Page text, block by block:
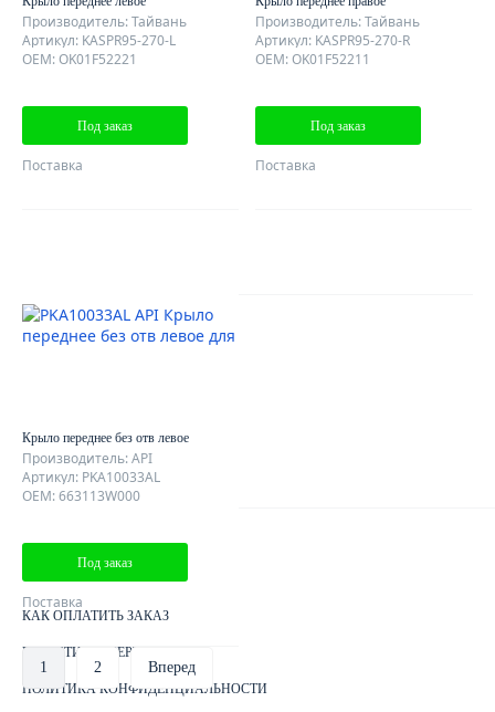
Производитель: Тайвань
Артикул: KASPR95-270-L
OEM: OK01F52221
Под заказ
Поставка
Производитель: Тайвань
Артикул: KASPR95-270-R
OEM: OK01F52211
Под заказ
Поставка
Крыло переднее без отв левое
Производитель: API
Артикул: PKA10033AL
OEM: 663113W000
Под заказ
Поставка
1 2 Вперед
AutoDubok
КОНТАКТЫ
КАРТА САЙТА
Клиентам
ДОСТАВКА ЗАКАЗА
КАК ОПЛАТИТЬ ЗАКАЗ
ГАРАНТИИ И СЕРТИФИКАТЫ
ПОЛИТИКА КОНФИДЕНЦИАЛЬНОСТИ